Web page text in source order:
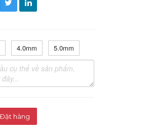
4.0mm 5.0mm
Đặt hàng